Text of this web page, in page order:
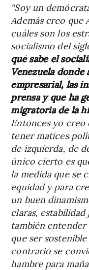
“Soy un
Además creo que
cuáles son los
socialismo del
qué sabe el
Venezuela
empresarial, las
prensa y que ha
migratoria de la
Entonces yo creo
tener matices
de izquierda, de
único cierto es
la medida que se
equidad y para
un buen
claras,
también
que ser
contrario se
hambre para